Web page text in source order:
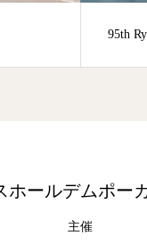
ホールデムポー
主催